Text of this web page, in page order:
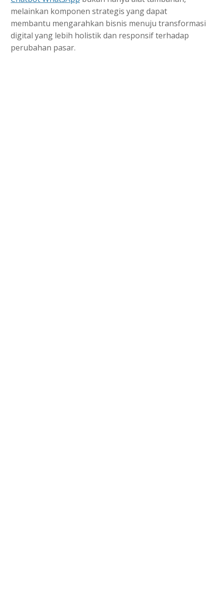
melainkan komponen strategis yang dapat
membantu mengarahkan bisnis menuju transformasi
digital yang lebih holistik dan responsif terhadap
perubahan pasar.